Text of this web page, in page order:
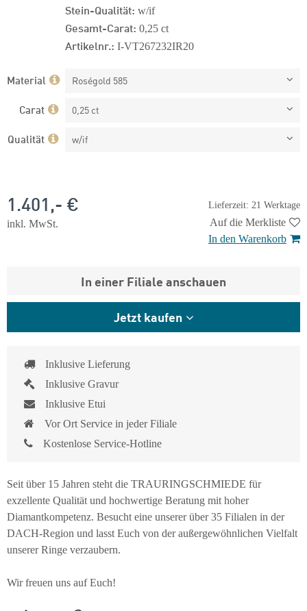
Stein-Qualität: w/if
Gesamt-Carat: 0,25 ct
Artikelnr.: I-VT267232IR20
Material Roségold 585
Carat 0,25 ct
Qualität w/if
Lieferzeit: 21 Werktage
1.401,- €
inkl. MwSt.
Auf die Merkliste
In den Warenkorb
In einer Filiale anschauen
Jetzt kaufen
Inklusive Lieferung
Inklusive Gravur
Inklusive Etui
Vor Ort Service in jeder Filiale
Kostenlose Service-Hotline
Seit über 15 Jahren steht die TRAURINGSCHMIEDE für
exzellente Qualität und hochwertige Beratung mit hoher
Diamantkompetenz. Besucht eine unserer über 35 Filialen in der
DACH-Region und lasst Euch von der außergewöhnlichen Vielfalt
unserer Ringe verzaubern.
Wir freuen uns auf Euch!